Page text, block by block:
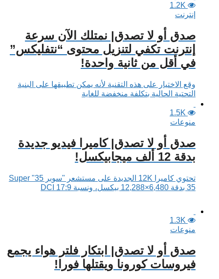
1.2K
إنترنت
صدق أو لا تصدق| نمتلك الآن سرعة
إنترنت تكفي لتنزيل محتوى “نتفليكس”
في أقل من ثانية واحدة!
وقع الاختيار على هذه التقنية لأنه يمكن تطبيقها على البنية
التحتية الحالية بتكلفة منخفضة للغاية
1.5K
منوعات
صدق أو لا تصدق| كاميرا فيديو جديدة
بدقة 12 ألف ميجابيكسل!
تحتوي كاميرا 12K الجديدة على مستشعر "سوبر 35" Super
35 بدقة 6,480×12,288 بيكسل، ونسبة DCI 17:9
1.3K
منوعات
صدق أو لا تصدق| ابتكار فلتر هواء يجمع
فيروسات كورونا ويقتلها فورا!